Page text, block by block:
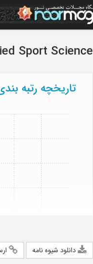
Sport Science
تاریخچه رتبه
دانلود شیوه نامه